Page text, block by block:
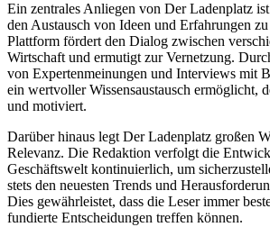
Ein zentrales Anliegen von Der Ladenplatz
den Austausch von Ideen und Erfahrungen
Plattform fördert den Dialog zwischen
Wirtschaft und ermutigt zur Vernetzung.
von Expertenmeinungen und Interviews mit
ein wertvoller Wissensaustausch ermöglicht,
und motiviert.
Darüber hinaus legt Der Ladenplatz großen
Relevanz. Die Redaktion verfolgt die
Geschäftswelt kontinuierlich, um
stets den neuesten Trends und
Dies gewährleistet, dass die Leser immer
fundierte Entscheidungen treffen können.